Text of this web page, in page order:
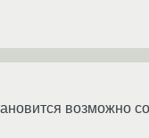
возможно